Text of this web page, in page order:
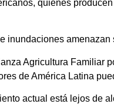
quienes
inundaciones
Agricultura Familiar
de América Latina
actual está lejos de